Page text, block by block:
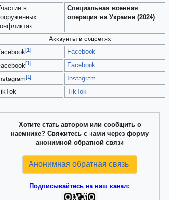
в
Специальная военная
операция на Украине (2024)
Аккаунты в соцсетях
[1] Facebook
[1] Facebook
[1]
Instagram
TikTok
TikTok
Хотите стать автором или сообщить о
наемнике? Свяжитесь с нами через форму
анонимной обратной связи
Анонимная обратная связь
Подписывайтесь на наш канал: